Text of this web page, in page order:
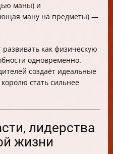
маны) и
ману на предметы) —
как физическую
одновременно.
создаёт идеальные
стать сильнее
лидерства
жизни